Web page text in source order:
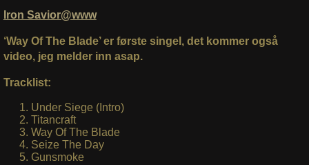
Iron Savior@www
‘Way Of The Blade’ er første singel, det kommer også
video, jeg melder inn asap.
Tracklist:
Under Siege (Intro)
Titancraft
Way Of The Blade
Seize The Day
Gunsmoke